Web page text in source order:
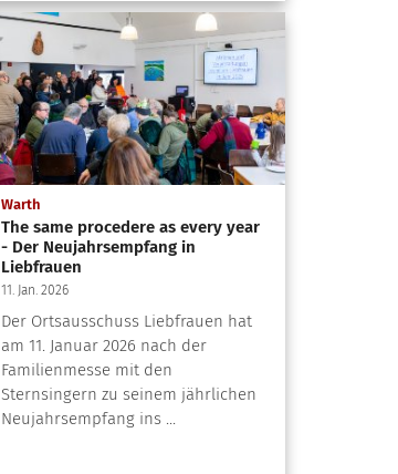
Warth:
The same procedere as every year
- Der Neujahrsempfang in
Liebfrauen
11. Jan. 2026
Der Ortsausschuss Liebfrauen hat
am 11. Januar 2026 nach der
Familienmesse mit den
Sternsingern zu seinem jährlichen
Neujahrsempfang ins ...